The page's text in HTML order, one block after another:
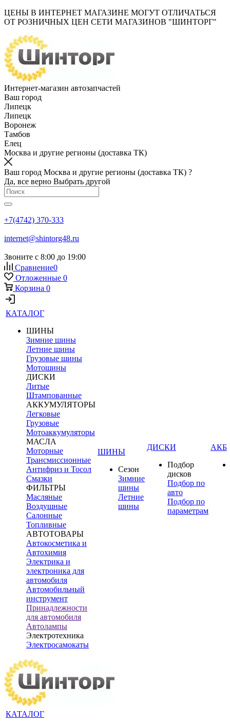
ЦЕНЫ В ИНТЕРНЕТ МАГАЗИНЕ МОГУТ ОТЛИЧАТЬСЯ
ОТ РОЗНИЧНЫХ ЦЕН СЕТИ МАГАЗИНОВ "ШИНТОРГ"
Интернет-магазин автозапчастей
Ваш город
Липецк
Липецк
Воронеж
Тамбов
Елец
Москва и другие регионы (доставка ТК)
Ваш город Москва и другие регионы (доставка ТК) ?
Да, все верно Выбрать другой
+7(4742) 370-333
internet@shintorg48.ru
Звоните с 8:00 до 19:00
Сравнение0
Отложенные 0
Корзина 0
КАТАЛОГ
ШИНЫ
Зимние шины
Летние шины
Грузовые шины
Мотошины
ДИСКИ
Литые
Штампованные
АККУМУЛЯТОРЫ
Легковые
Грузовые
Мотоаккумуляторы
МАСЛА
Моторные
Трансмиссионные
Антифриз и Тосол
Смазки
ФИЛЬТРЫ
Масляные
Воздушные
Салонные
Топливные
АВТОТОВАРЫ
Автокосметика и
Автохимия
Электрика и
электроника для
автомобиля
Автомобильный
инструмент
Принадлежности
для автомобиля
Автолампы
Электротехника
Электросамокаты
ШИНЫ
Сезон
Зимние
шины
Летние
шины
ДИСКИ
Подбор
дисков
Подбор по
авто
Подбор по
параметрам
АКБ
КАТАЛОГ